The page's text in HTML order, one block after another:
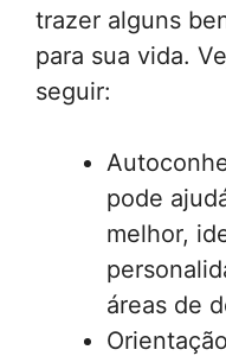
trazer alguns
para sua vida.
seguir:
pode
melhor,
áreas de